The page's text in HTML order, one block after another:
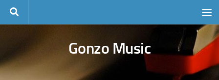
Skip to content
Gonzo Music